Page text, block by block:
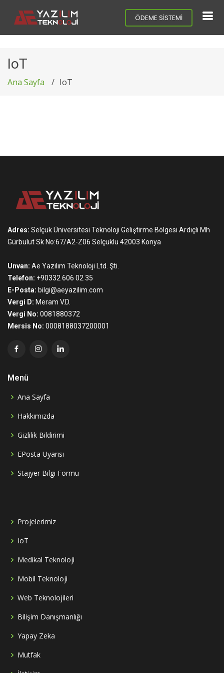
ÖDEME SİSTEMİ
IoT
Ana Sayfa IoT
Adres: Selçuk Üniversitesi Teknoloji Geliştirme Bölgesi Ardıçlı Mh
Gürbulut Sk No:67/A2-Z06 Selçuklu 42003 Konya
Unvan: Ae Yazılım Teknoloji Ltd. Şti.
Telefon: +90332 606 02 35
E-Posta: bilgi@aeyazilim.com
Vergi D: Meram V.D.
Vergi No: 0081880372
Mersis No: 0008188037200001
Menü
Ana Sayfa
Hakkımızda
Gizlilik Bildirimi
EPosta Uyarısı
Stajyer Bilgi Formu
Projelerimiz
IoT
Medikal Teknoloji
Mobil Teknoloji
Web Teknolojileri
Bilişim Danışmanlığı
Yapay Zeka
Mutfak